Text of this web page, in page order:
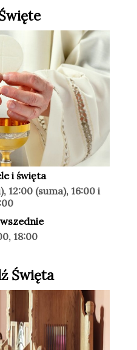
i święta
12:00 (suma), 16:00 i
18:00
Święta